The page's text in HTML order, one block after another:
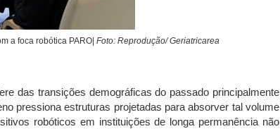
a foca robótica PARO| Foto: Reprodução/ Geriatricarea
das transições demográficas do passado principalmente
pressiona estruturas projetadas para absorver tal volume
robóticos em instituições de longa permanência não